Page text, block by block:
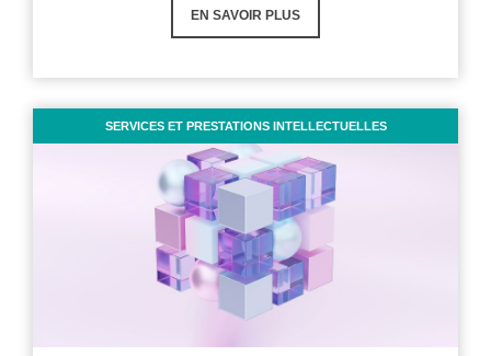
EN SAVOIR PLUS
SERVICES ET PRESTATIONS INTELLECTUELLES